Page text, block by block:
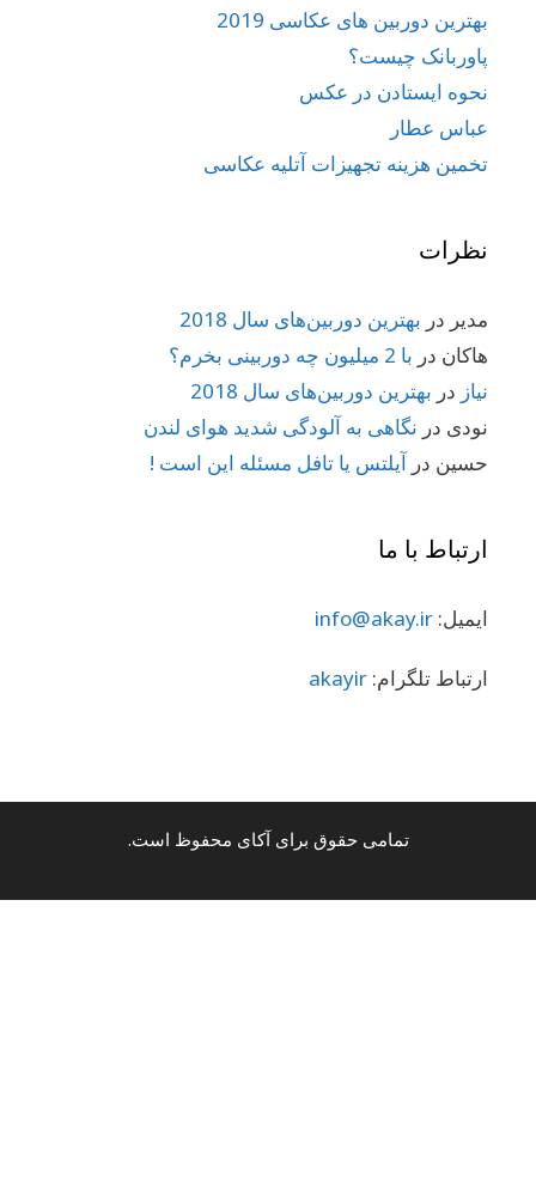
بهترین دوربین های عکاسی 2019
پاوربانک چیست؟
نحوه ایستادن در عکس
عباس عطار
تخمین هزینه تجهیزات آتلیه عکاسی
نظرات
مدیر در بهترین دوربین‌های سال 2018
هاکان در با 2 میلیون چه دوربینی بخرم؟
نیاز در بهترین دوربین‌های سال 2018
نودی در نگاهی به آلودگی شدید هوای لندن
حسین در آیلتس یا تافل مسئله این است !
ارتباط با ما
ایمیل: info@akay.ir
ارتباط تلگرام: akayir
تمامی حقوق برای آکای محفوظ است.